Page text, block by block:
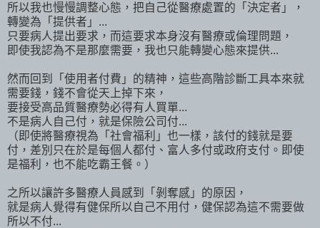
所以我也慢慢調整心態，把自己從醫療處置的「決定者」，
轉變為「提供者」...
只要病人提出要求，而這要求本身沒有醫療或倫理問題，
即使我認為不是那麼需要，我也只能轉變心態來提供...
然而回到「使用者付費」的精神，這些高階診斷工具本來就
需要錢，錢不會從天上掉下來，
要接受高品質醫療勢必得有人買單...
不是病人自己付，就是保險公司付...
（即使將醫療視為「社會福利」也一樣，該付的錢就是要
付，差別只在於是每個人都付、富人多付或政府支付。即使
是福利，也不能吃霸王餐。）
之所以讓許多醫療人員感到「剝奪感」的原因，
就是病人覺得有健保所以自己不用付，健保認為這不需要做
所以不付...